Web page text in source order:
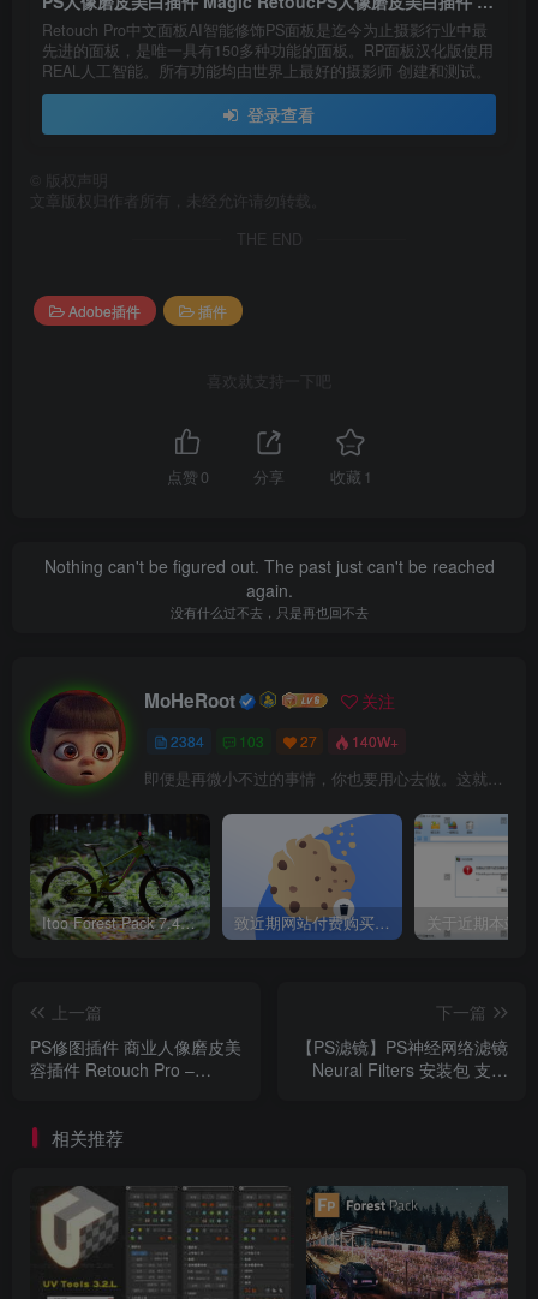
Retouch Pro中文面板AI智能修饰PS面板是迄今为止摄影行业中最
先进的面板，是唯一具有150多种功能的面板。RP面板汉化版使用
REAL人工智能。所有功能均由世界上最好的摄影师 创建和测试。
登录查看
版权声明
文章版权归作者所有，未经允许请勿转载。
THE END
Adobe插件 插件
喜欢就支持一下吧
点赞 0 分享 收藏 1
Nothing can't be figured out. The past just can't be reached
again.
没有什么过不去，只是再也回不去
MoHeRoot 关注
2384 103 27 140W+
即便是再微小不过的事情，你也要用心去做。这就是成功的秘密
Itoo Forest Pack 7.4.20 森林插件 For 3DSMAX 2014 ~ 2023 汉化永久版 致近期网站付费购买资源及会员用户后，网页显示依然没有购买解决方法！
上一篇
PS修图插件 商业人像磨皮美
容插件 Retouch Pro –
Win/Mac
下一篇
【PS滤镜】PS神经网络滤镜
Neural Filters 安装包 支持
相关推荐